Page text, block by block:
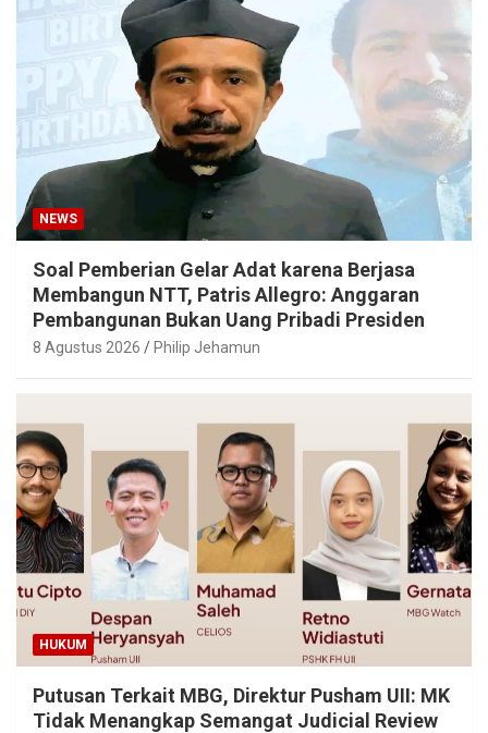
NEWS
Soal Pemberian Gelar Adat karena Berjasa
Membangun NTT, Patris Allegro: Anggaran
Pembangunan Bukan Uang Pribadi Presiden
8 Agustus 2026 Philip Jehamun
HUKUM
Putusan Terkait MBG, Direktur Pusham UII: MK
Tidak Menangkap Semangat Judicial Review